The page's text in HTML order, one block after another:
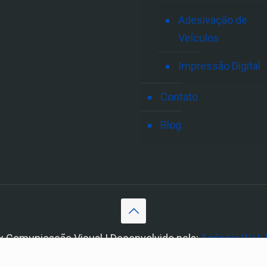
Adesivação de
Veículos
Impressão Digital
Contato
Blog
Comunicação Visual | Desenvolvido pela:Agência Web